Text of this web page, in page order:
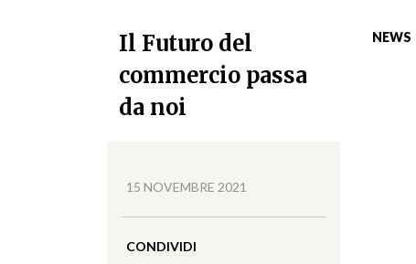
Il Futuro del
commercio passa
da noi
15 NOVEMBRE 2021
CONDIVIDI
NEWS